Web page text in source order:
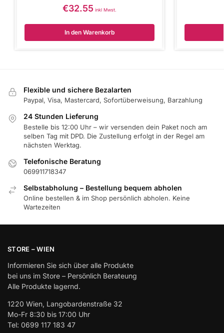
€32.55 inkl Mwst.
In den Warenkorb
Flexible und sichere Bezalarten
Paypal, Visa, Mastercard, Sofortüberweisung, Barzahlung
24 Stunden Lieferung
Bestelle bis 12:00 Uhr – wir versenden dein Paket noch am
selben Tag mit DPD. Die Zustellung erfolgt in der Regel am
nächsten Werktag.
Telefonische Beratung
069911718347
Selbstabholung – Bestellung bequem abholen
Online bestellen & im Shop persönlich abholen. Keine
Wartezeiten
STORE – WIEN
Informieren Sie sich über alle Produkte
bei uns im Store – Persönlich Berateung
Alle Produkte lagernd.
1220 Wien, Langobardenstraße 32
Mo-Fr 8:30 bis 17:00 Uhr
Tel: 0699 117 183 47